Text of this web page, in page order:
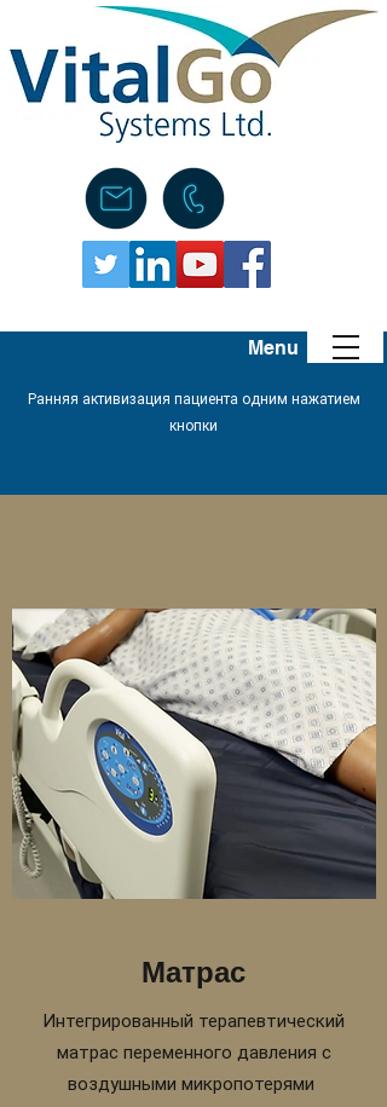
Menu
Ранняя активизация пациента одним нажатием
кнопки
Матрас
Интегрированный терапевтический
матрас переменного давления с
воздушными микропотерями